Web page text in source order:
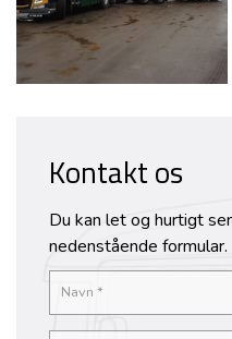
Kontakt os
Du kan let og hurtigt
nedenstående formular.